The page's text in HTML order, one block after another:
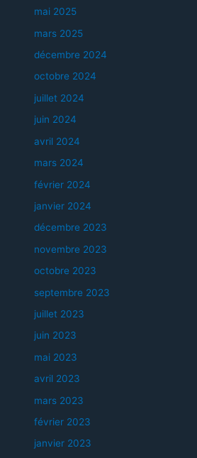
mai 2025
mars 2025
décembre 2024
octobre 2024
juillet 2024
juin 2024
avril 2024
mars 2024
février 2024
janvier 2024
décembre 2023
novembre 2023
octobre 2023
septembre 2023
juillet 2023
juin 2023
mai 2023
avril 2023
mars 2023
février 2023
janvier 2023